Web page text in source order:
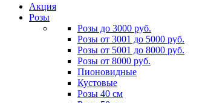
Акция
Розы
Розы до 3000 руб.
Розы от 3001 до 5000 руб.
Розы от 5001 до 8000 руб.
Розы от 8000 руб.
Пионовидные
Кустовые
Розы 40 см